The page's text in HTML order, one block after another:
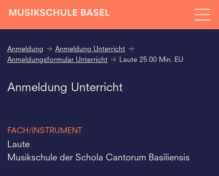
Anmeldung
Anmeldung Unterricht
Anmeldungsformular Unterricht
Laute 25.00 Min. EU
Anmeldung Unterricht
FACH/INSTRUMENT
Laute
Musikschule der Schola Cantorum Basiliensis